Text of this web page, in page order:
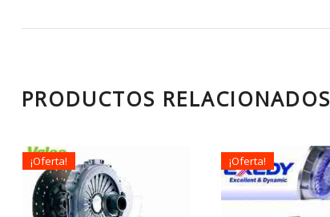
PRODUCTOS RELACIONADOS
¡Oferta! ¡Oferta!